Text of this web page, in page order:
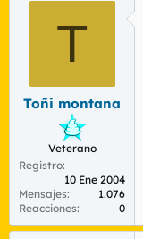
T
Toñi montana
Veterano
Registro
10 Ene 2004
Mensajes
1.076
Reacciones
0